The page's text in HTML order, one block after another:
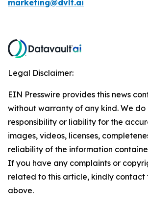
marketing@dvlt.ai
Legal Disclaimer:
EIN Presswire provides this news
without warranty of any kind. We
responsibility or liability for the
images, videos, licenses,
reliability of the information
If you have any complaints or
related to this article, kindly contact
above.